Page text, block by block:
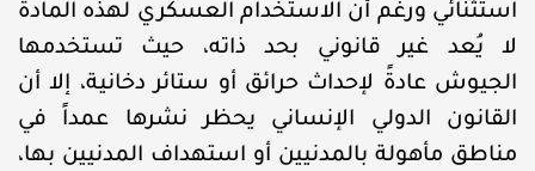
استثنائي ورغم أن الاستخدام العسكري لهذه المادة
لا يُعد غير قانوني بحد ذاته، حيث تستخدمها
الجيوش عادةً لإحداث حرائق أو ستائر دخانية، إلا أن
القانون الدولي الإنساني يحظر نشرها عمداً في
مناطق مأهولة بالمدنيين أو استهداف المدنيين بها،